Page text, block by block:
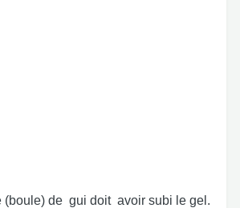
de gui doit avoir subi le gel.